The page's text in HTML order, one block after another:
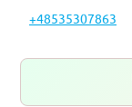
+48535307863